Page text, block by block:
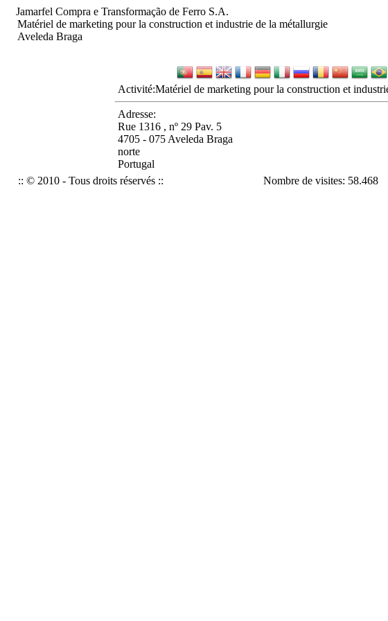
Jamarfel Compra e Transformação de Ferro S.A.
Matériel de marketing pour la construction et industrie de la métallurgie
Aveleda Braga
Activité:Matériel de marketing pour la construction et
Adresse:
Rue 1316 , nº 29 Pav. 5
4705 - 075 Aveleda Braga
norte
Portugal
:: © 2010 - Tous droits réservés ::
Nombre de visites: 58.468